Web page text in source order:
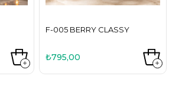
F-005 BERRY CLASSY
₺795,00